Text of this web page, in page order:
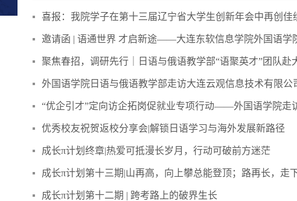
喜报：我院学子在第十三届辽宁省大学生创新年会中再创佳
邀请函 | 语通世界 才启新途——大连东软信息学院外国语学
聚焦春招，调研先行｜日语与俄语教学部“语聚英才”团队赴
外国语学院日语与俄语教学部走访大连云观信息技术有限公
“优企引才”定向访企拓岗促就业专项行动——外国语学院走
​优秀校友祝贺返校分享会|解锁日语学习与海外发展新路径
成长π计划终章|热爱可抵漫长岁月，行动可破前方迷茫
成长π计划第十三期|山再高，向上攀总能登顶；路再长，走
成长π计划第十二期 | 跨考路上的破界生长